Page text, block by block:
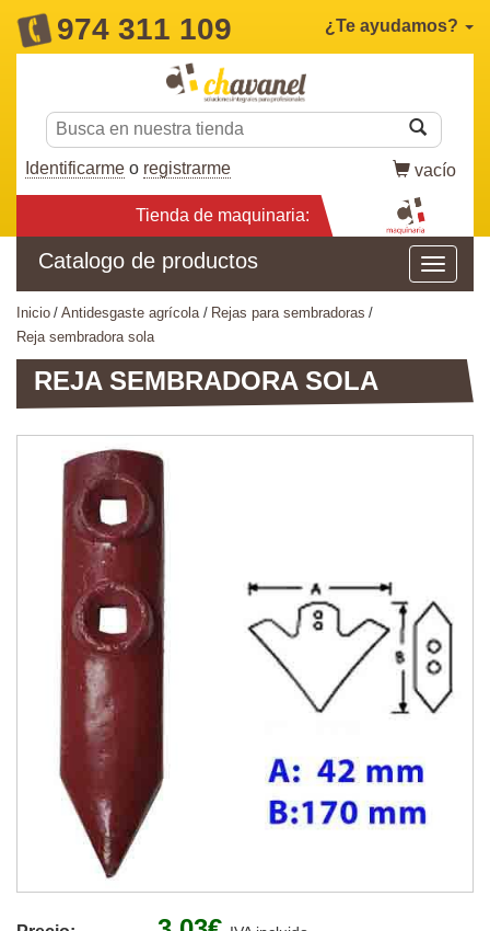
974 311 109 ¿Te ayudamos?
Identificarme o registrarme vacío
Tienda de maquinaria:
Catalogo de productos
inicio antidesgaste agrícola
rejas para sembradoras
reja sembradora sola
REJA SEMBRADORA SOLA